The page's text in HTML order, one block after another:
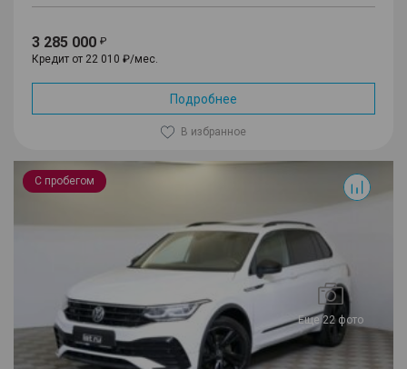
3 285 000
Кредит от 22 010 ₽/мес.
Подробнее
В избранное
С пробегом
Еще 22 фото
Tiguan